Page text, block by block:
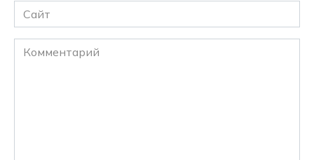
Сайт
Комментарий